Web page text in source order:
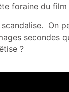
foraine du
On
secondes
?